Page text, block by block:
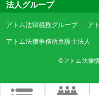
法人グループ
アトム法律税務グループ ア
アトム法律事務所弁護士法人
©アトム法律